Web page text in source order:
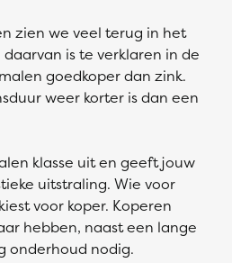
zien we veel terug in het
is te verklaren in de
goedkoper dan zink.
weer korter is dan een
klasse uit en geeft jouw
uitstraling. Wie voor
voor koper. Koperen
hebben, naast een lange
onderhoud nodig.